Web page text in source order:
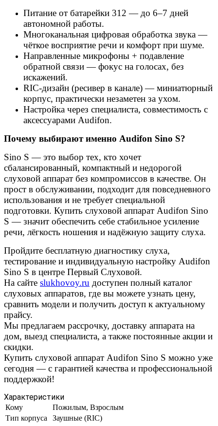
Питание от батарейки 312 — до 6–7 дней
автономной работы.
Многоканальная цифровая обработка звука —
чёткое восприятие речи и комфорт при шуме.
Направленные микрофоны + подавление
обратной связи — фокус на голосах, без
искажений.
RIC-дизайн (ресивер в канале) — миниатюрный
корпус, практически незаметен за ухом.
Настройка через специалиста, совместимость с
аксессуарами Audifon.
Почему выбирают именно Audifon Sino S?
Sino S — это выбор тех, кто хочет
сбалансированный, компактный и недорогой
слуховой аппарат без компромиссов в качестве. Он
прост в обслуживании, подходит для повседневного
использования и не требует специальной
подготовки. Купить слуховой аппарат Audifon Sino
S — значит обеспечить себе стабильное усиление
речи, лёгкость ношения и надёжную защиту слуха.
Пройдите бесплатную диагностику слуха,
тестирование и индивидуальную настройку Audifon
Sino S в центре Первый Слуховой.
На сайте slukhovoy.ru доступен полный каталог
слуховых аппаратов, где вы можете узнать цену,
сравнить модели и получить доступ к актуальному
прайсу.
Мы предлагаем рассрочку, доставку аппарата на
дом, выезд специалиста, а также постоянные акции и
скидки.
Купить слуховой аппарат Audifon Sino S можно уже
сегодня — с гарантией качества и профессиональной
поддержкой!
Характеристики
Кому
Пожилым, Взрослым
Тип корпуса
Заушные (RIC)